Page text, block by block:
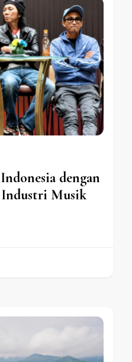
dengan
Industri Musik